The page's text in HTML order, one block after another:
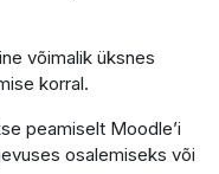
võimalik üksnes
korral.
peamiselt Moodle’i
osalemiseks või